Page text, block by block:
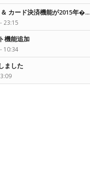
カード決済機能が2015年�...
23:15
機能追加
10:34
ました